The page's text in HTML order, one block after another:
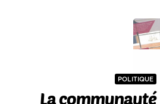
POLITIQUE
La communauté